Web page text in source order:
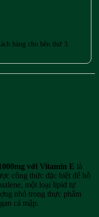
hàng cho bên thứ 3.
với Vitamin E là
công thức đặc biệt để hỗ
một loại lipid tự
nhỏ trong thực phẩm
cá mập.